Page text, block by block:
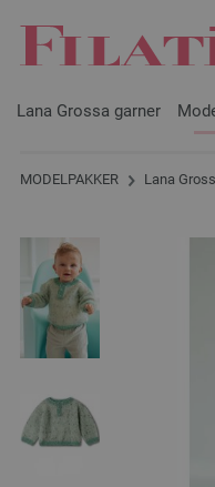
Lana Grossa garner
MODELPAKKER Lana